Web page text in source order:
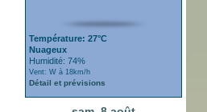
Température: 27°C
Nuageux
Humidité: 74%
Vent: W à 18km/h
Détail et prévisions